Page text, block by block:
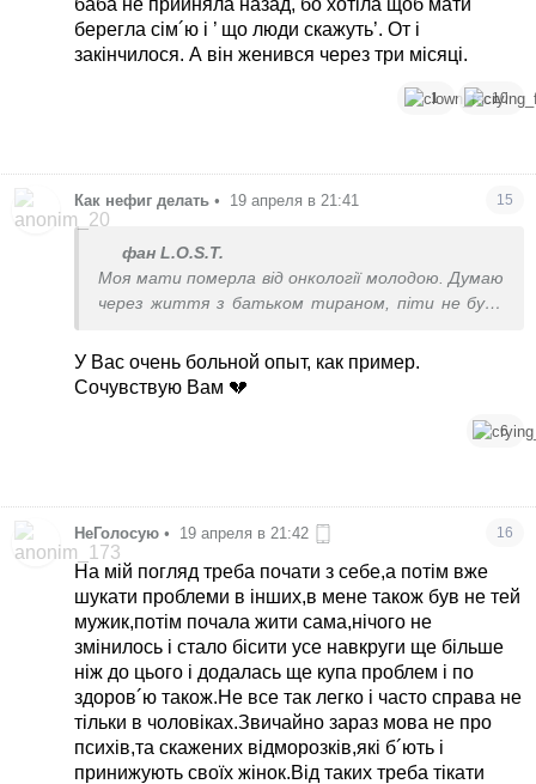
баба не прийняла назад, бо хотіла щоб мати
берегла сім´ю і ’ що люди скажуть’. От і
закінчилося. А він женився через три місяці.
1 10
Как нефиг делать • 19 апреля в 21:41 15
фан L.O.S.T.
Моя мати померла від онкології молодою. Думаю
через життя з батьком тираном, піти не було
мати берегла сім´ю і ’ що люди скажуть’. От і
закінчилося. А він женився через три місяці.
У Вас очень больной опыт, как пример.
Сочувствую Вам 💔
6
НеГолосую • 19 апреля в 21:42 16
На мій погляд треба почати з себе,а потім вже
шукати проблеми в інших,в мене також був не тей
мужик,потім почала жити сама,нічого не
змінилось і стало бісити усе навкруги ще більше
ніж до цього і додалась ще купа проблем і по
здоров´ю також.Не все так легко і часто справа не
тільки в чоловіках.Звичайно зараз мова не про
психів,та скажених відморозків,які б´ють і
принижують своїх жінок.Від таких треба тікати